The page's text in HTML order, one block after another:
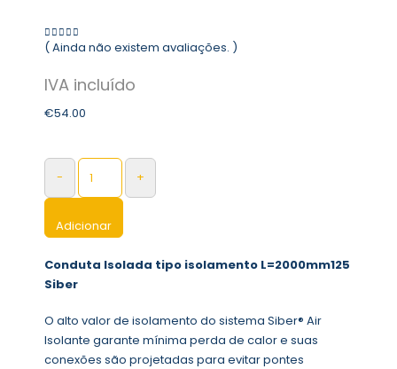
0 out of 5
( Ainda não existem avaliações. )
€54.00
- +
Adicionar
Conduta Isolada tipo isolamento L=2000mm125
Siber
O alto valor de isolamento do sistema Siber® Air
Isolante garante mínima perda de calor e suas
conexões são projetadas para evitar pontes